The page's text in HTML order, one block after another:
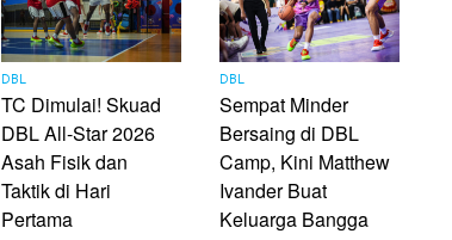
DBL
TC Dimulai! Skuad
DBL All-Star 2026
Asah Fisik dan
Taktik di Hari
Pertama
DBL
Sempat Minder
Bersaing di DBL
Camp, Kini Matthew
Ivander Buat
Keluarga Bangga